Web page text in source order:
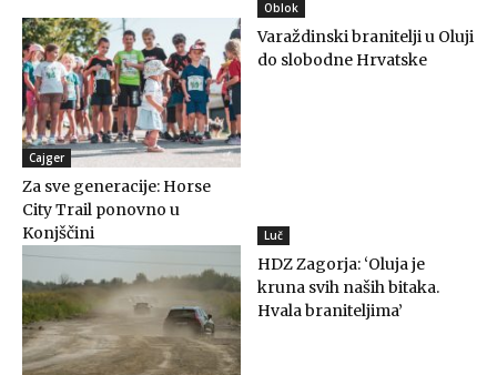
Cajger
Za sve generacije: Horse
City Trail ponovno u
Konjščini
Oblok
Varaždinski branitelji u Oluji
do slobodne Hrvatske
Luč
HDZ Zagorja: ‘Oluja je
kruna svih naših bitaka.
Hvala braniteljima’